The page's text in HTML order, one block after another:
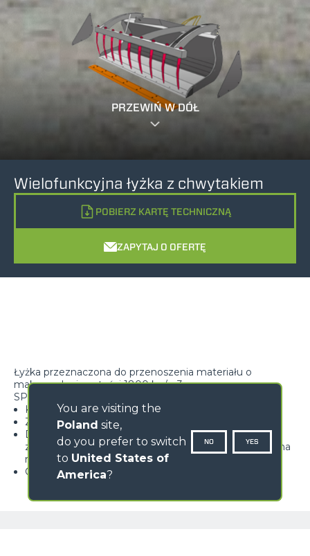
PRZEWIŃ W DÓŁ
Wielofunkcyjna łyżka z chwytakiem
POBIERZ KARTĘ TECHNICZNĄ
ZAPYTAJ O OFERTĘ
Łyżka przeznaczona do przenoszenia materiału o
maksymalnej gęstości 1800 kg/m3
SPECYFIKACJE
Korpus Monocoque zapewnia większą wytrzymałość
Zdejmowane boki zapewniają większą kubaturę
Dostępna z zębami spawanymi lub kutymi, z
zamykaniem płaskim lub wystającym, odpowiadając na
różne zastosowania
Chwytak z napędem hydraulicznym
You are visiting the
Poland site,
do you prefer to switch
to United States of
America?
NO YES